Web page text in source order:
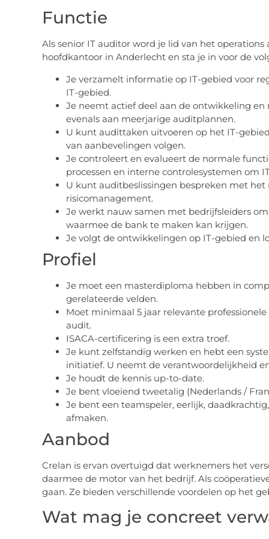
Functie
Als senior IT auditor word je lid van het
hoofdkantoor in Anderlecht en sta je in voor de
Je verzamelt informatie op IT-gebied voor
IT-gebied.
Je neemt actief deel aan de ontwikkeling
evenals aan meerjarige auditplannen.
U kunt audittaken uitvoeren op het IT-
van aanbevelingen volgen.
Je controleert en evalueert de normale
processen en interne controlesystemen om
U kunt auditbeslissingen bespreken met
risicomanagement.
Je werkt nauw samen met bedrijfsleiders
waarmee de bank te maken kan krijgen.
Je volgt de ontwikkelingen op IT-gebied en
Profiel
Je moet een masterdiploma hebben in
gerelateerde velden.
Moet minimaal 5 jaar relevante
audit.
ISACA-certificering is een extra troef.
Je kunt zelfstandig werken en hebt een
initiatief. U neemt de verantwoordelijkheid
Je houdt de kennis up-to-date.
Je bent vloeiend tweetalig (Nederlands /
Je bent een teamspeler, eerlijk,
afmaken.
Aanbod
Crelan is ervan overtuigd dat werknemers het
daarmee de motor van het bedrijf. Als
gaan. Ze bieden verschillende voordelen op het
Wat mag je concreet